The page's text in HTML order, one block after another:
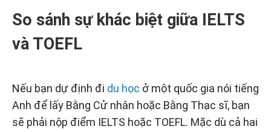
So sánh sự khác biệt giữa IELTS
và TOEFL
Nếu bạn dự định đi du học ở một quốc gia nói tiếng
Anh để lấy Bằng Cử nhân hoặc Bằng Thạc sĩ, bạn
sẽ phải nộp điểm IELTS hoặc TOEFL. Mặc dù cả hai